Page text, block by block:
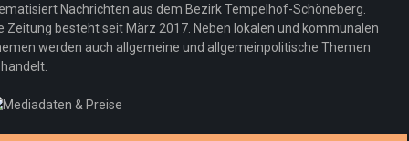
Nachrichten aus dem Bezirk Tempelhof-Schöneberg.
Zeitung besteht seit März 2017. Neben lokalen und kommunalen
werden auch allgemeine und allgemeinpolitische Themen